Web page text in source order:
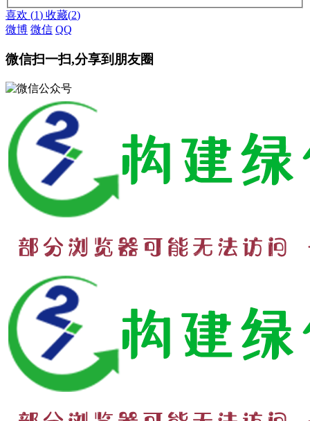
喜欢 (1) 收藏(2)
微博 微信 QQ
微信扫一扫,分享到朋友圈